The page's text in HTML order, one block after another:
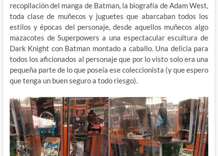
recopilación del manga de Batman, la biografía de Adam West,
toda clase de muñecos y juguetes que abarcaban todos los
estilos y épocas del personaje, desde aquellos muñecos algo
mazacotes de Superpowers a una espectacular escultura de
Dark Knight con Batman montado a caballo. Una delicia para
todos los aficionados al personaje que por lo visto solo era una
pequeña parte de lo que poseía ese coleccionista (y que espero
que tenga un buen seguro a todo riesgo).